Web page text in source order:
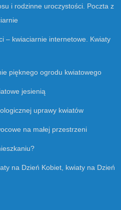
i rodzinne uroczystości. Poczta z
– kwiaciarnie internetowe. Kwiaty
pięknego ogrodu kwiatowego
jesienią
uprawy kwiatów
na małej przestrzeni
na Dzień Kobiet, kwiaty na Dzień